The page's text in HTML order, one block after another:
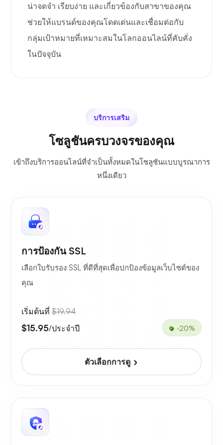
น่าจดจำ เรียบง่าย และเกี่ยวข้องกับสาขาของคุณ
ช่วยให้แบรนด์ของคุณโดดเด่นและเชื่อมต่อกับ
กลุ่มเป้าหมายที่เหมาะสมในโลกออนไลน์ที่คับคั่ง
ในปัจจุบัน
บริการเสริม
โซลูชันครบวงจรของคุณ
เข้าถึงบริการออนไลน์ที่จำเป็นทั้งหมดในโซลูชันแบบบูรณาการ
หนึ่งเดียว
การป้องกัน SSL
เลือกใบรับรอง SSL ที่ดีที่สุดเพื่อปกป้องข้อมูลเว็บไซต์ของ
คุณ
เริ่มต้นที่ $19.94
$15.95/ประจำปี -20%
ตัวเลือกการดู